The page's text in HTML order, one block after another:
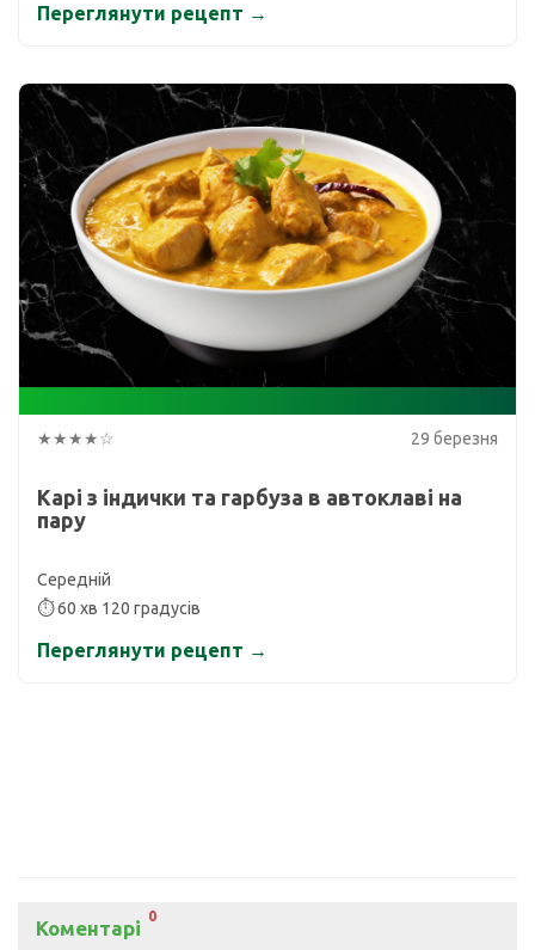
Переглянути рецепт →
★★★★☆ 29 березня
Карі з індички та гарбуза в автоклаві на
пару
Середній
⏱ 60 хв 120 градусів
Переглянути рецепт →
Коментарі
0